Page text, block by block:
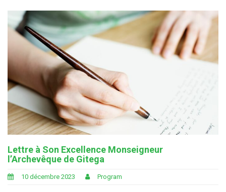
Lettre à Son Excellence Monseigneur
l’Archevêque de Gitega
10 décembre 2023 Program